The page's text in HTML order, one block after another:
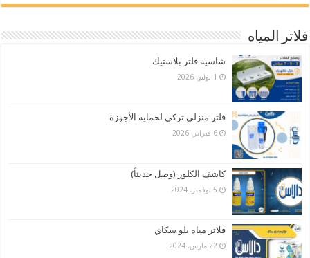
فلاتر المياه
شاسيه فلتر بلاستيك
1 يوليو، 2026
فلتر منزلي تركي لحماية الأجهزة
6 فبراير، 2026
كاشف الكلور (وصل حديثاً)
5 نوفمبر، 2024
فلاتر مياه بلو سكاي
22 مارس، 2024